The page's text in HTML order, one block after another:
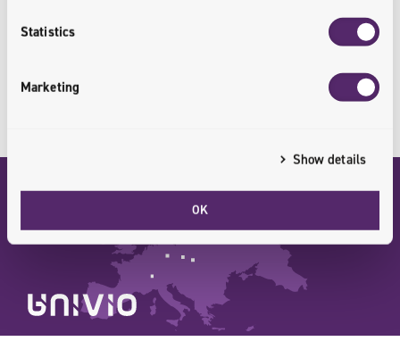
Statistics
Marketing
Show details
OK